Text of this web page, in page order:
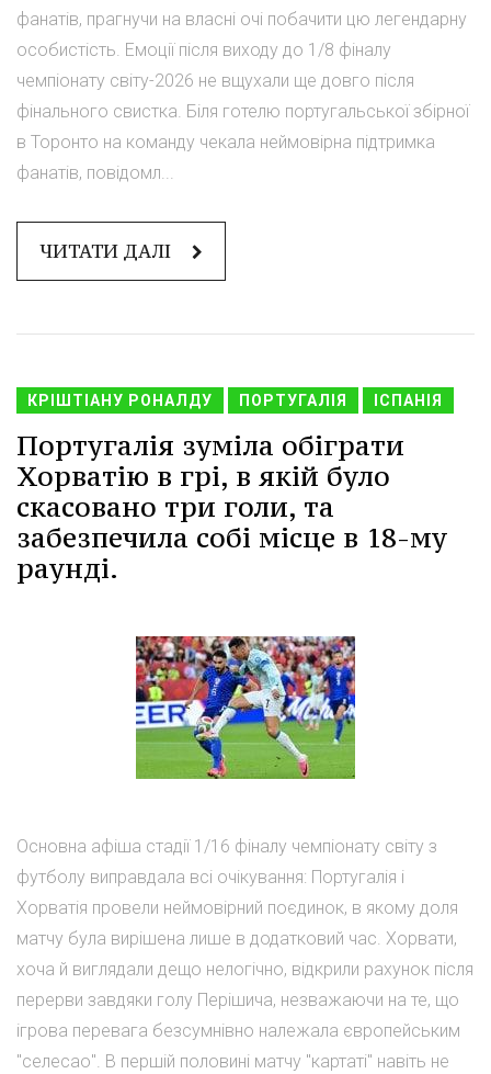
фанатів, прагнучи на власні очі побачити цю легендарну
особистість. Емоції після виходу до 1/8 фіналу
чемпіонату світу-2026 не вщухали ще довго після
фінального свистка. Біля готелю португальської збірної
в Торонто на команду чекала неймовірна підтримка
фанатів, повідомл...
ЧИТАТИ ДАЛІ
КРІШТІАНУ РОНАЛДУ ПОРТУГАЛІЯ ІСПАНІЯ
Португалія зуміла обіграти
Хорватію в грі, в якій було
скасовано три голи, та
забезпечила собі місце в 18-му
раунді.
Основна афіша стадії 1/16 фіналу чемпіонату світу з
футболу виправдала всі очікування: Португалія і
Хорватія провели неймовірний поєдинок, в якому доля
матчу була вирішена лише в додатковий час. Хорвати,
хоча й виглядали дещо нелогічно, відкрили рахунок після
перерви завдяки голу Перішича, незважаючи на те, що
ігрова перевага безсумнівно належала європейським
"селесао". В першій половині матчу "картаті" навіть не